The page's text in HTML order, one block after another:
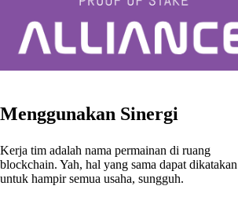
Menggunakan Sinergi
Kerja tim adalah nama permainan di ruang
blockchain. Yah, hal yang sama dapat dikatakan
untuk hampir semua usaha, sungguh.